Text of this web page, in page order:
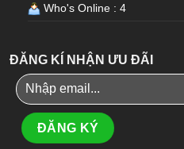
Who's Online : 4
ĐĂNG KÍ NHẬN ƯU ĐÃI